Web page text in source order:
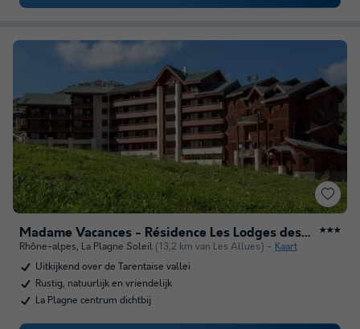
Madame Vacances - Résidence Les Lodges des Alpages ★★★
Rhône-alpes, La Plagne Soleil (13,2 km van Les Allues)
Kaart
Uitkijkend over de Tarentaise vallei
Rustig, natuurlijk en vriendelijk
La Plagne centrum dichtbij